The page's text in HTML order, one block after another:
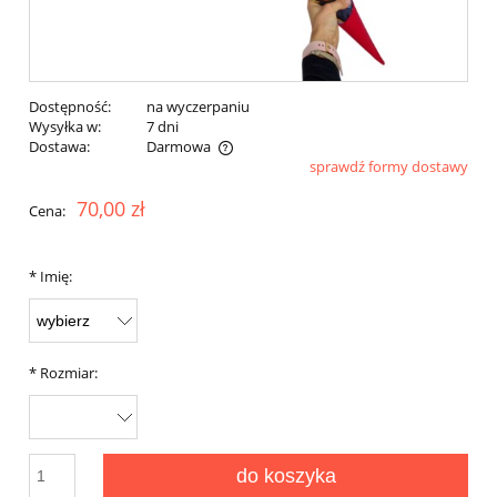
Dostępność:
na wyczerpaniu
Wysyłka w:
7 dni
Dostawa:
Darmowa
Cena nie zawiera ewentualnych kosztów płatnościsprawdź formy dostawy
Cena: 70,00 zł
* Imię:
* Rozmiar:
do koszyka